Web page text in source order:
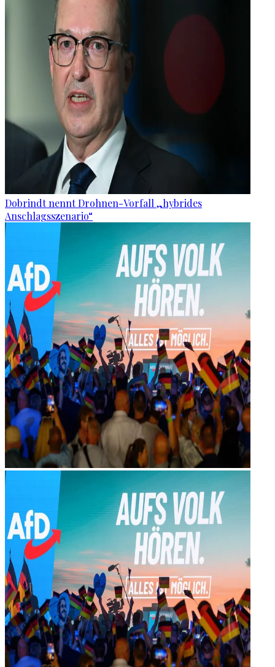
Dobrindt nennt Drohnen-Vorfall „hybrides
Anschlagsszenario“